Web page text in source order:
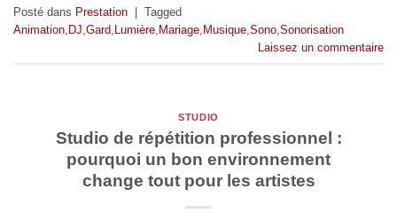
Posté dans Prestation | Tagged
Animation DJ Gard Lumière Mariage Musique Sono Sonorisation
Laissez un commentaire
STUDIO
Studio de répétition professionnel :
pourquoi un bon environnement
change tout pour les artistes